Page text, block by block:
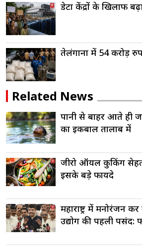
डेटा केंद्रों के खिलाफ
तेलंगाना में 54 करोड़
Related News
पानी से बाहर आते ही
का इकबाल तालाब में
जीरो ऑयल कुकिंग सेहत
इसके बड़े फायदे
महाराष्ट्र में मनोरंजन
उद्योग की पहली पसंद: